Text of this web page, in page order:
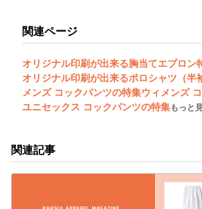
関連ページ
オリジナル印刷が出来る胸当てエプロン
オリジナル印刷が出来るポロシャツ（半
メンズ コックパンツの特集ウィメンズ
ユニセックス コックパンツの特集もっと
関連記事